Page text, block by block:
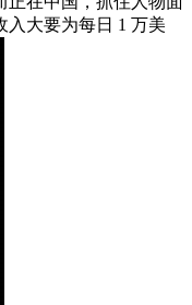
大要为每日 1 万美